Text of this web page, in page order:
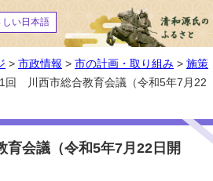
しい日本語
> 市政情報 > 市の計画・取り組み > 施策
回 川西市総合教育会議（令和5年7月22
会議（令和5年7月22日開